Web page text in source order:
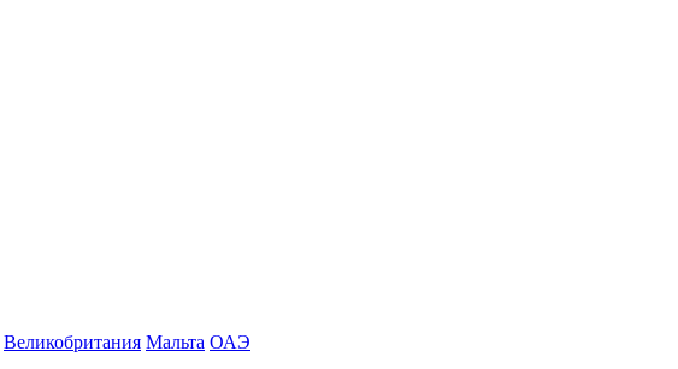
Великобритания Мальта ОАЭ